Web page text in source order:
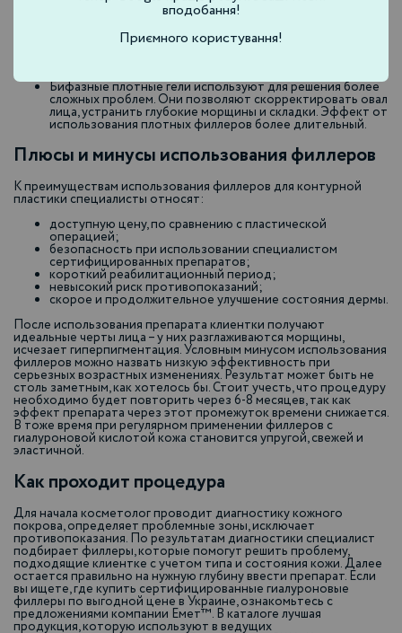
делятся на следующие виды:
Монофазные препараты отличаются жидкой
консистенцией. Они быстро распределяются в слоях
Бифазные плотные гели используют для решения более
сложных проблем. Они позволяют скорректировать овал
лица, устранить глубокие морщины и складки. Эффект от
использования плотных филлеров более длительный.
Плюсы и минусы использования филлеров
К преимуществам использования филлеров для контурной
пластики специалисты относят:
доступную цену, по сравнению с пластической
операцией;
безопасность при использовании специалистом
сертифицированных препаратов;
короткий реабилитационный период;
невысокий риск противопоказаний;
скорое и продолжительное улучшение состояния дермы.
После использования препарата клиентки получают
идеальные черты лица – у них разглаживаются морщины,
исчезает гиперпигментация. Условным минусом использования
филлеров можно назвать низкую эффективность при
серьезных возрастных изменениях. Результат может быть не
столь заметным, как хотелось бы. Стоит учесть, что процедуру
необходимо будет повторить через 6-8 месяцев, так как
эффект препарата через этот промежуток времени снижается.
В тоже время при регулярном применении филлеров с
гиалуроновой кислотой кожа становится упругой, свежей и
эластичной.
Как проходит процедура
Для начала косметолог проводит диагностику кожного
покрова, определяет проблемные зоны, исключает
противопоказания. По результатам диагностики специалист
подбирает филлеры, которые помогут решить проблему,
подходящие клиентке с учетом типа и состояния кожи. Далее
остается правильно на нужную глубину ввести препарат. Если
вы ищете, где купить сертифицированные гиалуроновые
филлеры по выгодной цене в Украине, ознакомьтесь с
предложениями компании Емет™. В каталоге лучшая
продукция, которую используют в ведущих
вподобання!
Приємного користування!